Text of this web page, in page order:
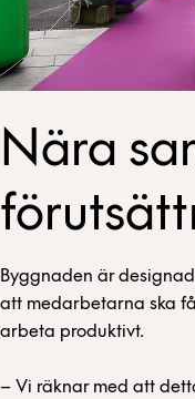
Nära
Byggnaden är
att medarbetarna ska
arbeta produktivt.
– Vi räknar med att